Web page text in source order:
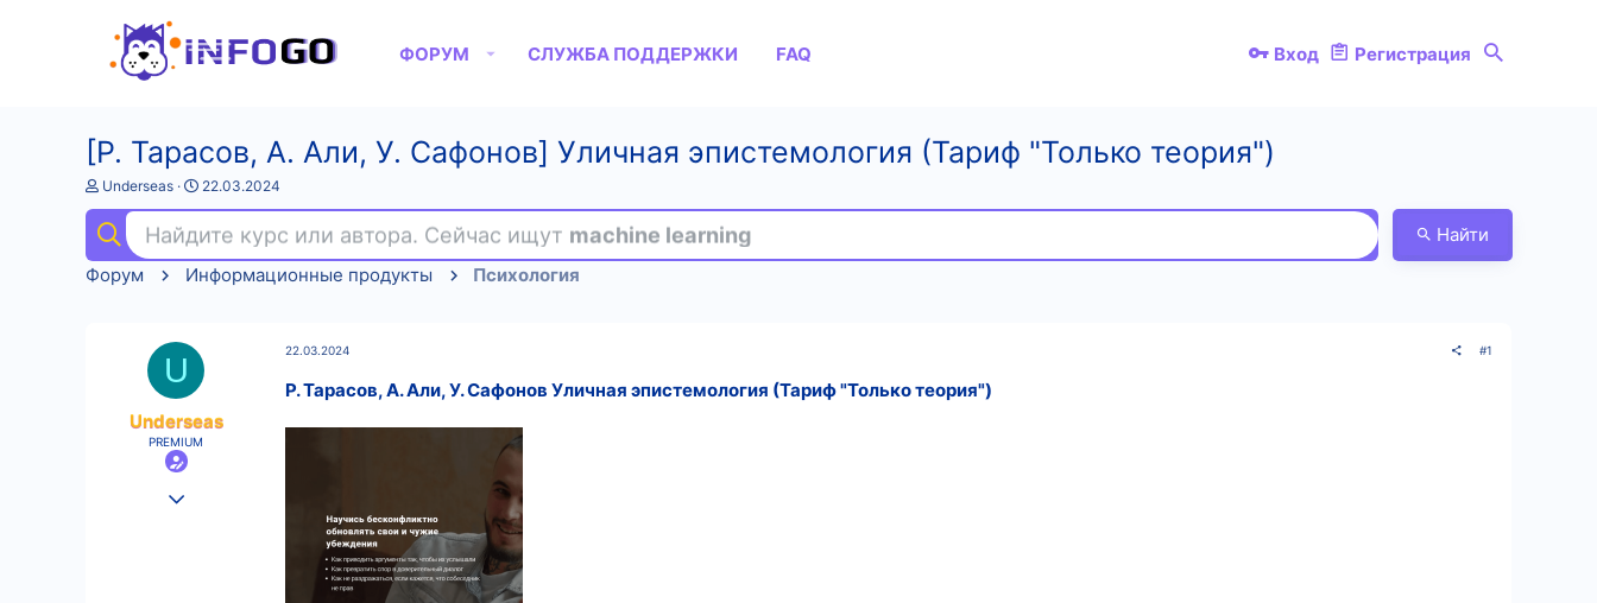
ФОРУМ СЛУЖБА ПОДДЕРЖКИ FAQ Вход Регистрация
[Р. Тарасов, А. Али, У. Сафонов] Уличная эпистемология (Тариф "Только теория")
А
т
о
р
т
Underseas
Д
а
н
а
а
22.03.2024
Найдите курс или автора. Сейчас ищут machine learning
Найти
Форум
Информационные продукты Психология
U
Underseas
PREMIUM
22.03.2024 #1
Р. Тарасов, А. Али, У. Сафонов Уличная эпистемология (Тариф "Только теория")